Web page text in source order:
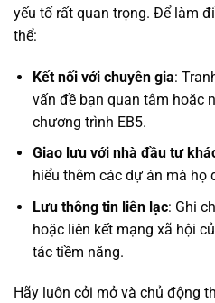
yếu tố rất quan trọng. Để làm
thể:
Kết nối với chuyên gia:
vấn đề bạn quan tâm hoặc
chương trình EB5.
Giao lưu với nhà đầu tư
hiểu thêm các dự án mà họ
Lưu thông tin liên lạc: Ghi
hoặc liên kết mạng xã hội
tác tiềm năng.
Hãy luôn cởi mở và chủ động